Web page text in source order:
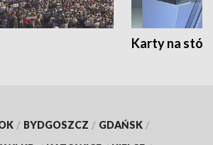
Karty na
/ BYDGOSZCZ / GDAŃSK /